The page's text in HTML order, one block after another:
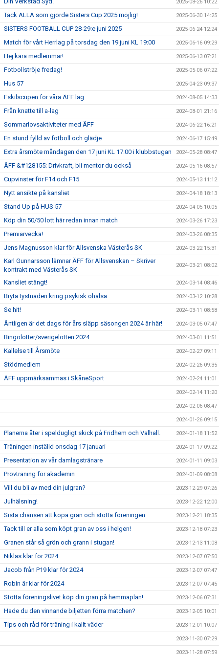
2025-08-26 10:22
Tack ALLA som gjorde Sisters Cup 2025 möjlig! 2025-06-30 14:25
SISTERS FOOTBALL CUP 28-29:e juni 2025 2025-06-24 12:24
Match för vårt Herrlag på torsdag den 19 juni KL 19:00 2025-06-16 09:29
Hej kära medlemmar! 2025-06-13 07:21
Fotbollströje fredag! 2025-05-06 07:22
Hus 57 2025-04-23 09:37
Eskilscupen för våra ÄFF lag 2024-08-05 14:33
Från knatte till a-lag 2024-08-01 21:16
Sommarlovsaktiviteter med ÄFF 2024-06-22 16:21
En stund fylld av fotboll och glädje 2024-06-17 15:49
Extra årsmöte måndagen den 17 juni KL 17:00 i klubbstugan 2024-05-28 08:47
ÄFF &#128155; Drivkraft, bli mentor du också 2024-05-16 08:57
Cupvinster för F14 och F15 2024-05-13 11:12
Nytt ansikte på kansliet 2024-04-18 18:13
Stand Up på HUS 57 2024-04-05 10:05
Köp din 50/50 lott här redan innan match 2024-03-26 17:23
Premiärvecka! 2024-03-26 08:35
Jens Magnusson klar för Allsvenska Västerås SK 2024-03-22 15:31
Karl Gunnarsson lämnar ÄFF för Allsvenskan – Skriver
kontrakt med Västerås SK
2024-03-21 08:02
Kansliet stängt! 2024-03-14 08:46
Bryta tystnaden kring psykisk ohälsa 2024-03-12 10:28
Se hit! 2024-03-11 08:58
Äntligen är det dags för års släpp säsongen 2024 är här! 2024-03-05 07:47
Bingolotter/sverigelotten 2024 2024-03-01 11:51
Kallelse till Årsmöte 2024-02-27 09:11
Stödmedlem 2024-02-26 09:35
ÄFF uppmärksammas i SkåneSport 2024-02-24 11:01
2024-02-14 11:20
2024-02-06 08:47
2024-01-26 09:15
Planerna åter i speldugligt skick på Fridhem och Valhall. 2024-01-18 11:52
Träningen inställd onsdag 17 januari 2024-01-17 09:22
Presentation av vår damlagstränare 2024-01-11 09:03
Provträning för akademin 2024-01-09 08:08
Vill du bli av med din julgran? 2023-12-29 07:26
Julhälsning! 2023-12-22 12:00
Sista chansen att köpa gran och stötta föreningen 2023-12-21 18:35
Tack till er alla som köpt gran av oss i helgen! 2023-12-18 07:23
Granen står så grön och grann i stugan! 2023-12-13 11:08
Niklas klar för 2024 2023-12-07 07:50
Jacob från P19 klar för 2024 2023-12-07 07:47
Robin är klar för 2024 2023-12-07 07:45
Stötta föreningslivet köp din gran på hemmaplan! 2023-12-06 07:31
Hade du den vinnande biljetten förra matchen? 2023-12-05 10:01
Tips och råd för träning i kallt väder 2023-12-01 10:07
2023-11-30 07:29
2023-11-28 07:59